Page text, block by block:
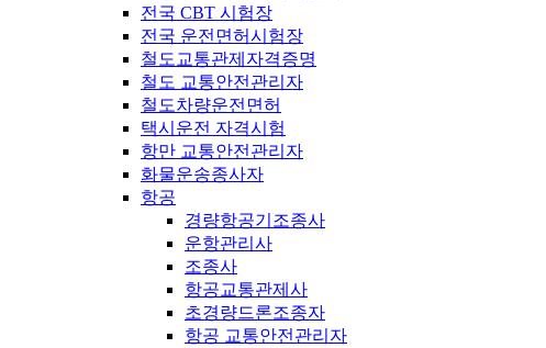
전국 CBT 시험장
전국 운전면허시험장
철도교통관제자격증명
철도 교통안전관리자
철도차량운전면허
택시운전 자격시험
항만 교통안전관리자
화물운송종사자
항공
경량항공기조종사
운항관리사
조종사
항공교통관제사
초경량드론조종자
항공 교통안전관리자